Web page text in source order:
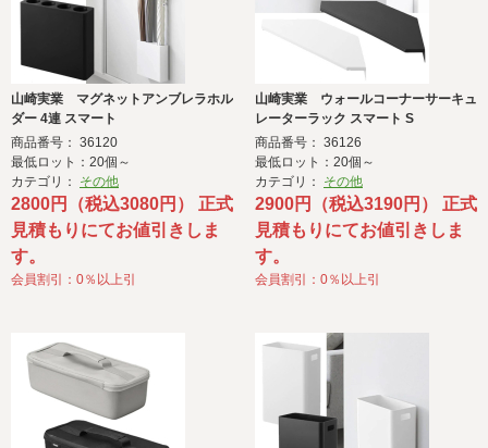
山崎実業 マグネットアンブレラホル
ダー 4連 スマート
商品番号： 36120
最低ロット：20個～
カテゴリ： その他
2800円（税込3080円） 正式
見積もりにてお値引きしま
す。
会員割引：0％以上引
山崎実業 ウォールコーナーサーキュ
レーターラック スマート S
商品番号： 36126
最低ロット：20個～
カテゴリ： その他
2900円（税込3190円） 正式
見積もりにてお値引きしま
す。
会員割引：0％以上引